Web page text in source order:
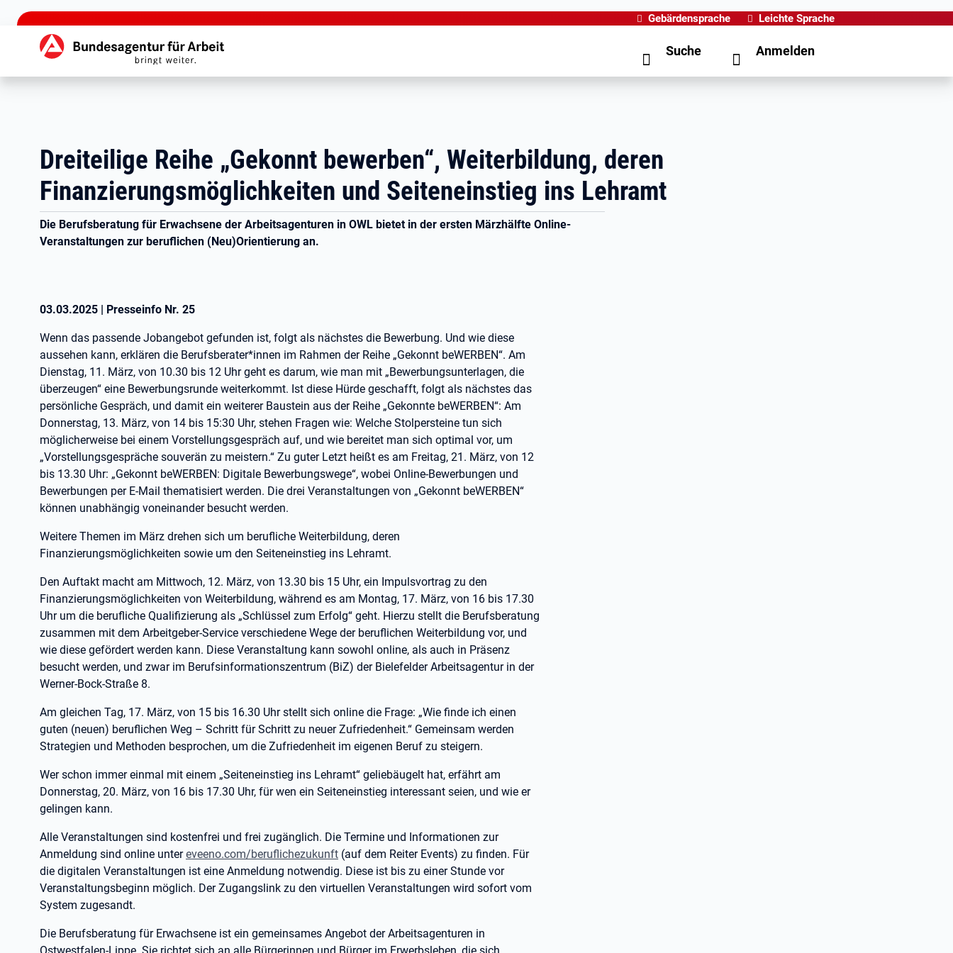
zu den Hauptinhalten springen
Gebärdensprache Leichte Sprache
Hauptnavigation Suche Anmelden
Dreiteilige Reihe „Gekonnt bewerben“, Weiterbildung, deren
Finanzierungsmöglichkeiten und Seiteneinstieg ins Lehramt
Die Berufsberatung für Erwachsene der Arbeitsagenturen in OWL bietet in der ersten Märzhälfte Online-
Veranstaltungen zur beruflichen (Neu)Orientierung an.
03.03.2025 | Presseinfo Nr. 25
Wenn das passende Jobangebot gefunden ist, folgt als nächstes die Bewerbung. Und wie diese
aussehen kann, erklären die Berufsberater*innen im Rahmen der Reihe „Gekonnt beWERBEN“. Am
Dienstag, 11. März, von 10.30 bis 12 Uhr geht es darum, wie man mit „Bewerbungsunterlagen, die
überzeugen“ eine Bewerbungsrunde weiterkommt. Ist diese Hürde geschafft, folgt als nächstes das
persönliche Gespräch, und damit ein weiterer Baustein aus der Reihe „Gekonnte beWERBEN“: Am
Donnerstag, 13. März, von 14 bis 15:30 Uhr, stehen Fragen wie: Welche Stolpersteine tun sich
möglicherweise bei einem Vorstellungsgespräch auf, und wie bereitet man sich optimal vor, um
„Vorstellungsgespräche souverän zu meistern.“ Zu guter Letzt heißt es am Freitag, 21. März, von 12
bis 13.30 Uhr: „Gekonnt beWERBEN: Digitale Bewerbungswege“, wobei Online-Bewerbungen und
Bewerbungen per E-Mail thematisiert werden. Die drei Veranstaltungen von „Gekonnt beWERBEN“
können unabhängig voneinander besucht werden.
Weitere Themen im März drehen sich um berufliche Weiterbildung, deren
Finanzierungsmöglichkeiten sowie um den Seiteneinstieg ins Lehramt.
Den Auftakt macht am Mittwoch, 12. März, von 13.30 bis 15 Uhr, ein Impulsvortrag zu den
Finanzierungsmöglichkeiten von Weiterbildung, während es am Montag, 17. März, von 16 bis 17.30
Uhr um die berufliche Qualifizierung als „Schlüssel zum Erfolg“ geht. Hierzu stellt die Berufsberatung
zusammen mit dem Arbeitgeber-Service verschiedene Wege der beruflichen Weiterbildung vor, und
wie diese gefördert werden kann. Diese Veranstaltung kann sowohl online, als auch in Präsenz
besucht werden, und zwar im Berufsinformationszentrum (BiZ) der Bielefelder Arbeitsagentur in der
Werner-Bock-Straße 8.
Am gleichen Tag, 17. März, von 15 bis 16.30 Uhr stellt sich online die Frage: „Wie finde ich einen
guten (neuen) beruflichen Weg – Schritt für Schritt zu neuer Zufriedenheit.“ Gemeinsam werden
Strategien und Methoden besprochen, um die Zufriedenheit im eigenen Beruf zu steigern.
Wer schon immer einmal mit einem „Seiteneinstieg ins Lehramt“ geliebäugelt hat, erfährt am
Donnerstag, 20. März, von 16 bis 17.30 Uhr, für wen ein Seiteneinstieg interessant seien, und wie er
gelingen kann.
Alle Veranstaltungen sind kostenfrei und frei zugänglich. Die Termine und Informationen zur
Anmeldung sind online untereveeno.com/beruflichezukunft (auf dem Reiter Events) zu finden. Für
die digitalen Veranstaltungen ist eine Anmeldung notwendig. Diese ist bis zu einer Stunde vor
Veranstaltungsbeginn möglich. Der Zugangslink zu den virtuellen Veranstaltungen wird sofort vom
System zugesandt.
Die Berufsberatung für Erwachsene ist ein gemeinsames Angebot der Arbeitsagenturen in